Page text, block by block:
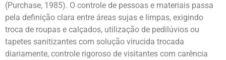
(Purchase, 1985). O controle de pessoas e materiais passa
pela definição clara entre áreas sujas e limpas, exigindo
troca de roupas e calçados, utilização de pedilúvios ou
tapetes sanitizantes com solução virucida trocada
diariamente, controle rigoroso de visitantes com carência